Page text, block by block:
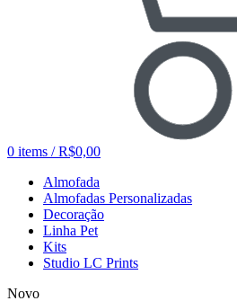
0 items / R$0,00
Almofada
Almofadas Personalizadas
Decoração
Linha Pet
Kits
Studio LC Prints
Novo